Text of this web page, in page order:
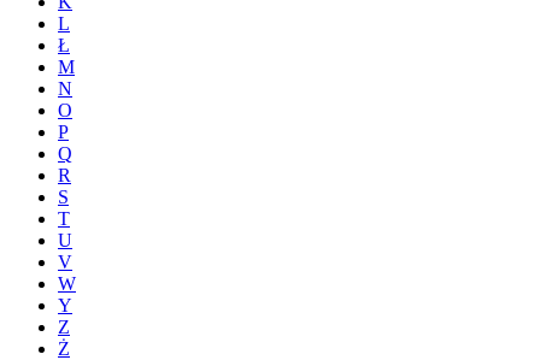
L
Ł
M
N
O
P
Q
R
S
T
U
V
W
Y
Z
Ż